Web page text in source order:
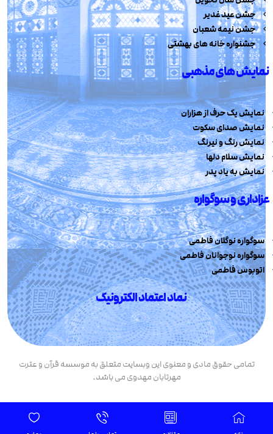
جشن عید غدیر
جشن نیمه شعبان
جشنواره خانه های بهشتی
نمایش های مذهبی
نمایش یک حرف از هزاران
نمایش صدای سکوت
نمایش رنگ و نیرنگ
نمایش سلام دلها
نمایش به یاد پدر
عزاداری و سوگواره
سوگواره نوگلان فاطمی
سوگواره نوجوانان فاطمی
اتوبوس فاطمی
نماد اعتماد الکترونیک
تمامی حقوق مادی و معنوی این وبسایت متعلق به موسسه قرآن و عترت
مهرتابان مهدوی می باشد.